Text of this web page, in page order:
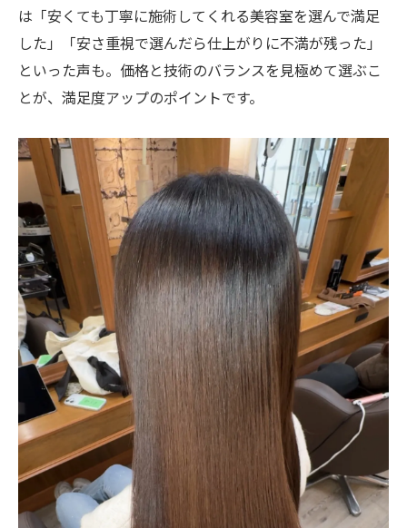
は「安くても丁寧に施術してくれる美容室を選んで満足
した」「安さ重視で選んだら仕上がりに不満が残った」
といった声も。価格と技術のバランスを見極めて選ぶこ
とが、満足度アップのポイントです。